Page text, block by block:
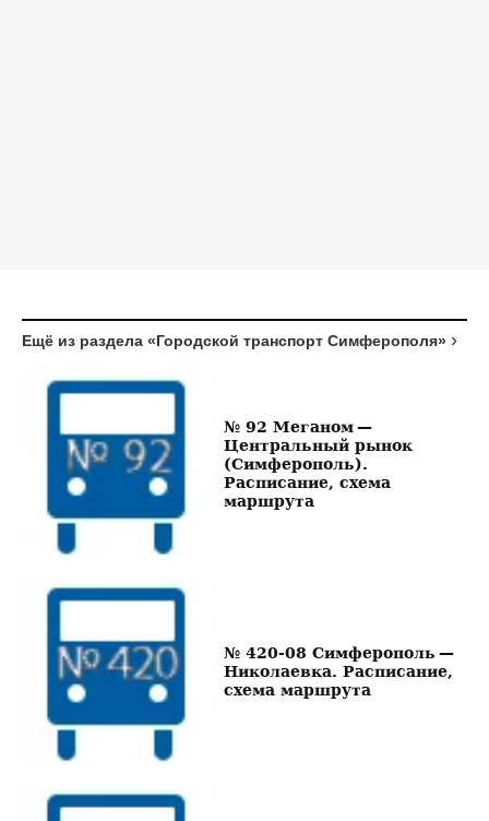
Ещё из раздела «Городской транспорт Симферополя»
№ 92 Меганом —
Центральный рынок
(Симферополь).
Расписание, схема
маршрута
№ 420-08 Симферополь —
Николаевка. Расписание,
схема маршрута